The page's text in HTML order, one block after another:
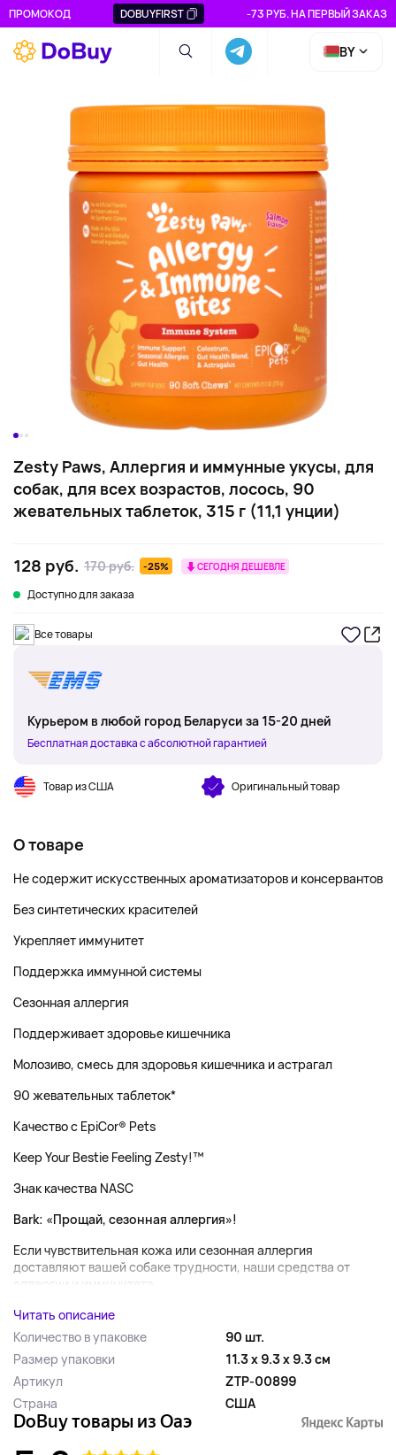
ПРОМОКОД DOBUYFIRST -73 РУБ. НА ПЕРВЫЙ ЗАКАЗ
BY
Zesty Paws, Аллергия и иммунные укусы, для
собак, для всех возрастов, лосось, 90
жевательных таблеток, 315 г (11,1 унции)
128 руб. 170 руб. -25% СЕГОДНЯ ДЕШЕВЛЕ
Доступно для заказа
Все товары
Курьером в любой город Беларуси за 15-20 дней
Бесплатная доставка с абсолютной гарантией
Товар из США Оригинальный товар
О товаре
Не содержит искусственных ароматизаторов и консервантов
Без синтетических красителей
Укрепляет иммунитет
Поддержка иммунной системы
Сезонная аллергия
Поддерживает здоровье кишечника
Молозиво, смесь для здоровья кишечника и астрагал
90 жевательных таблеток*
Качество с EpiCor® Pets
Keep Your Bestie Feeling Zesty!™
Знак качества NASC
Bark: «Прощай, сезонная аллергия»!
Если чувствительная кожа или сезонная аллергия
доставляют вашей собаке трудности, наши средства от
аллергии и иммунитета...
Читать описание
Количество в упаковке
90 шт.
Размер упаковки
11.3 x 9.3 x 9.3 см
Артикул
ZTP-00899
Страна
США